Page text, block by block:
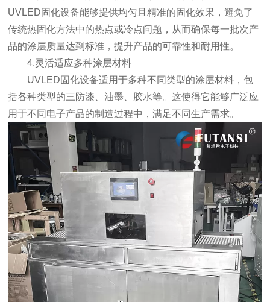
UVLED固化设备能够提供均匀且精准的固化效果，避免了
传统热固化方法中的热点或冷点问题，从而确保每一批次产
品的涂层质量达到标准，提升产品的可靠性和耐用性。
4.灵活适应多种涂层材料
UVLED固化设备适用于多种不同类型的涂层材料，包
括各种类型的三防漆、油墨、胶水等。这使得它能够广泛应
用于不同电子产品的制造过程中，满足不同生产需求。